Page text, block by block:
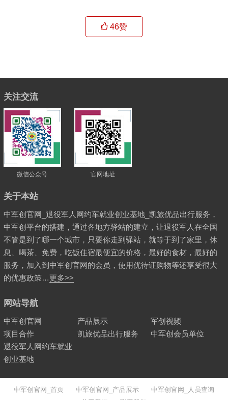
46赞
关注交流
微信公众号 官网地址
关于本站
中军创官网_退役军人网约车就业创业基地_凯旅优品出行服务，
中军创平台的搭建，通过各地方驿站的建立，让退役军人在全国
不管是到了哪一个城市，只要你走到驿站，就等于到了家里，休
息、喝茶、免费，吃饭住宿最便宜的价格，最好的食材，最好的
服务，加入到中军创官网的会员，使用优待证购物等还享受很大
的优惠政策…更多>>
网站导航
中军创官网 产品展示
军创视频
项目合作
凯旅优品出行服务
中军创会员单位
退役军人网约车就业
创业基地
中军创官网_首页 中军创官网_产品展示
中军创官网_人员查询